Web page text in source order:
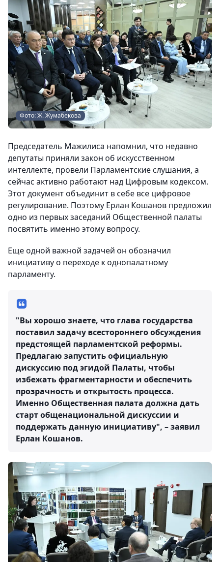
Фото: Ж. Жумабекова
Председатель Мажилиса напомнил, что недавно
депутаты приняли закон об искусственном
интеллекте, провели Парламентские слушания, а
сейчас активно работают над Цифровым кодексом.
Этот документ объединит в себе все цифровое
регулирование. Поэтому Ерлан Кошанов предложил
одно из первых заседаний Общественной палаты
посвятить именно этому вопросу.
Еще одной важной задачей он обозначил
инициативу о переходе к однопалатному
парламенту.
"Вы хорошо знаете, что глава государства
поставил задачу всестороннего обсуждения
предстоящей парламентской реформы.
Предлагаю запустить официальную
дискуссию под эгидой Палаты, чтобы
избежать фрагментарности и обеспечить
прозрачность и открытость процесса.
Именно Общественная палата должна дать
старт общенациональной дискуссии и
поддержать данную инициативу", – заявил
Ерлан Кошанов.